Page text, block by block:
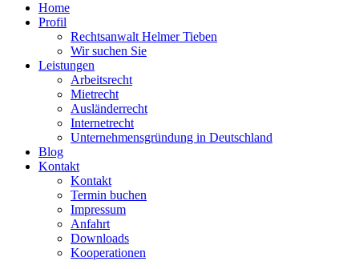
Home
Profil
Rechtsanwalt Helmer Tieben
Wir suchen Sie
Leistungen
Arbeitsrecht
Mietrecht
Ausländerrecht
Internetrecht
Unternehmensgründung in Deutschland
Blog
Kontakt
Kontakt
Termin buchen
Impressum
Anfahrt
Downloads
Kooperationen